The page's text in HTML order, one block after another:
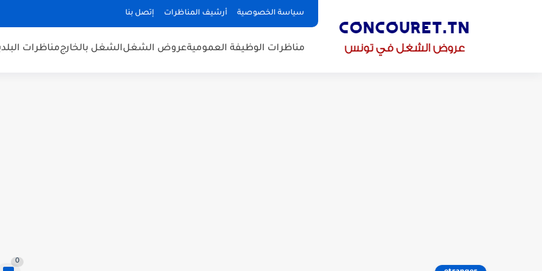
سياسة الخصوصية أرشيف المناظرات إتصل بنا
مناظرات الوظيفة العموميةعروض الشغلالشغل بالخارجمناظرات
0